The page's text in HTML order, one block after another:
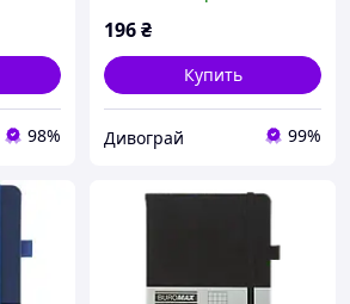
98%
(BM.295100-05)
196₴
Купить
Дивограй 99%